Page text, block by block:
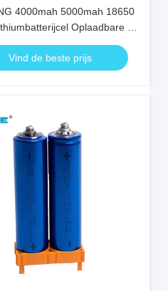
4000mah 5000mah 18650
Oplaadbare E-
Vind de beste prijs